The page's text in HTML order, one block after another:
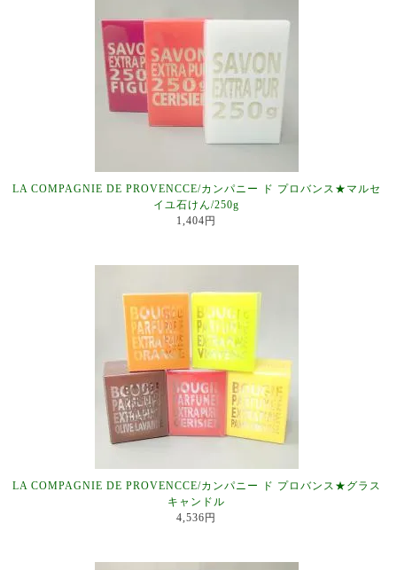
LA COMPAGNIE DE PROVENCCE/カンパニー ド プロバンス★マルセ
イユ石けん/250g
1,404円
LA COMPAGNIE DE PROVENCCE/カンパニー ド プロバンス★グラス
キャンドル
4,536円